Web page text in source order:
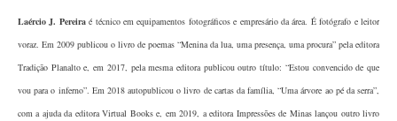
Laércio J. Pereiraé técnico em equipamentos fotográficos e empresário da área. É fotógrafo e leitor
voraz. Em 2009 publicou o livro de poemas “Menina da lua, uma presença, uma procura” pela editora
Tradição Planalto e, em 2017, pela mesma editora publicou outro título: “Estou convencido de que
vou para o inferno”. Em 2018 autopublicou o livro de cartas da família, “Uma árvore ao pé da serra”,
com a ajuda da editora Virtual Books e, em 2019, a editora Impressões de Minas lançou outro livro